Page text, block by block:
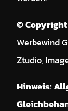
©
Werbewind
Ztudio,
Hinweis: